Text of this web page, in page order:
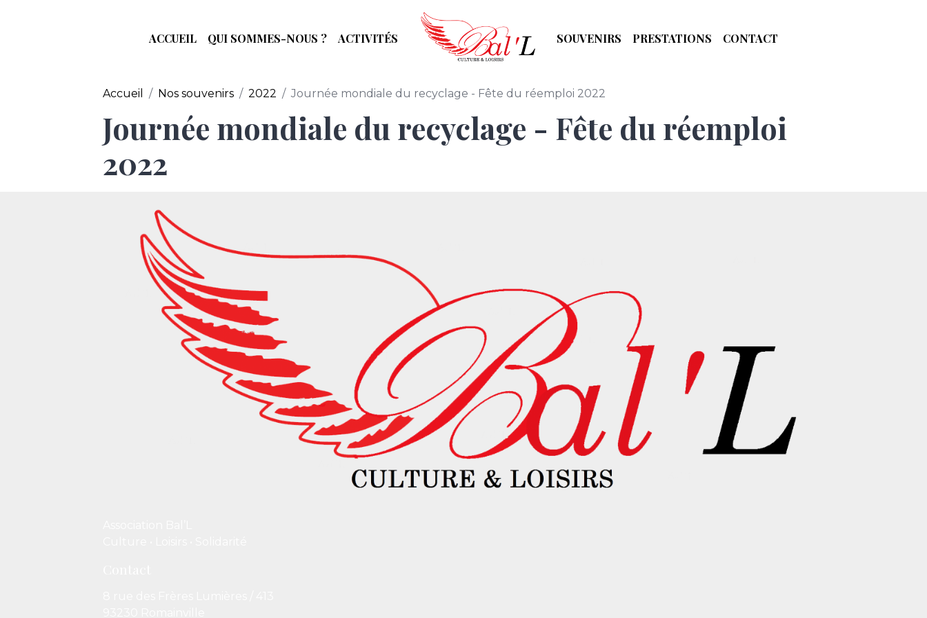
ACCUEIL QUI SOMMES-NOUS ? ACTIVITÉS SOUVENIRS PRESTATIONS CONTACT
Accueil Nos souvenirs 2022 Journée mondiale du recyclage - Fête du réemploi 2022
Journée mondiale du recyclage - Fête du réemploi
2022